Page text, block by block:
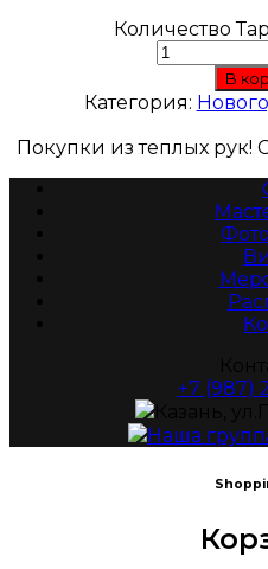
Количество
В
Категория:
Покупки из теплых рук!
+7 (987)
Наша